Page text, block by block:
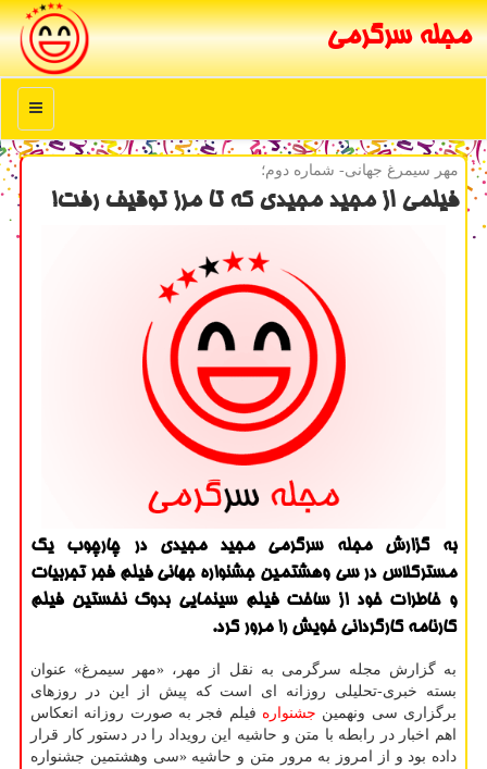
مجله سرگرمی
منو
مهر سیمرغ جهانی- شماره دوم؛
فیلمی از مجید مجیدی كه تا مرز توقیف رفت!
به گزارش مجله سرگرمی مجید مجیدی در چارچوب یک
مسترکلاس در سی وهشتمین جشنواره جهانی فیلم فجر تجربیات
و خاطرات خود از ساخت فیلم سینمایی بدوک نخستین فیلم
کارنامه کارگردانی خویش را مرور کرد.
به گزارش مجله سرگرمی به نقل از مهر، «مهر سیمرغ» عنوان
بسته خبری-تحلیلی روزانه ای است که پیش از این در روزهای
برگزاری سی ونهمین جشنواره فیلم فجر به صورت روزانه انعکاس
اهم اخبار در رابطه با متن و حاشیه این رویداد را در دستور کار قرار
داده بود و از امروز به مرور متن و حاشیه «سی وهشتمین جشنواره